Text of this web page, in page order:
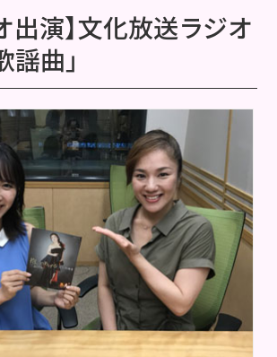
イベント
動画
スコグラフィー
お知らせ
出演】文化放送ラジオ
謡曲」